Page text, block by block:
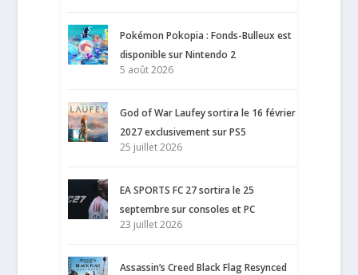
Pokémon Pokopia : Fonds-Bulleux est
disponible sur Nintendo 2
5 août 2026
God of War Laufey sortira le 16 février
2027 exclusivement sur PS5
25 juillet 2026
EA SPORTS FC 27 sortira le 25
septembre sur consoles et PC
23 juillet 2026
Assassin’s Creed Black Flag Resynced